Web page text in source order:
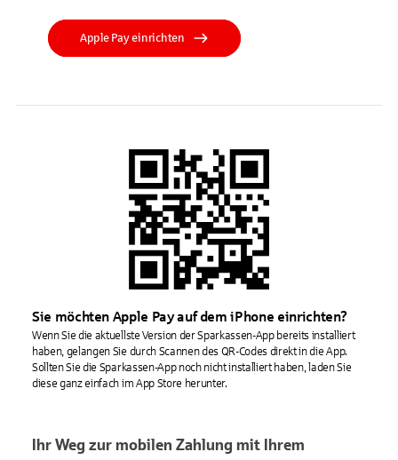
Apple Pay einrichten
Sie möchten Apple Pay auf dem iPhone einrichten?
Wenn Sie die aktuellste Version der Sparkassen-App bereits installiert
haben, gelangen Sie durch Scannen des QR-Codes direkt in die App.
Sollten Sie die Sparkassen-App noch nicht installiert haben, laden Sie
diese ganz einfach im App Store herunter.
Ihr Weg zur mobilen Zahlung mit Ihrem